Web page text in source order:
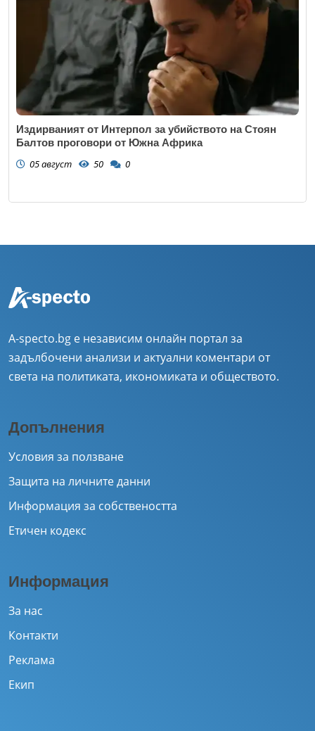
Издирваният от Интерпол за убийството на Стоян
Балтов проговори от Южна Африка
05 август 50 0
A-specto.bg е независим онлайн портал за
задълбочени анализи и актуални коментари от
света на политиката, икономиката и обществото.
Допълнения
Условия за ползване
Защита на личните данни
Информация за собствеността
Етичен кодекс
Информация
За нас
Контакти
Реклама
Екип